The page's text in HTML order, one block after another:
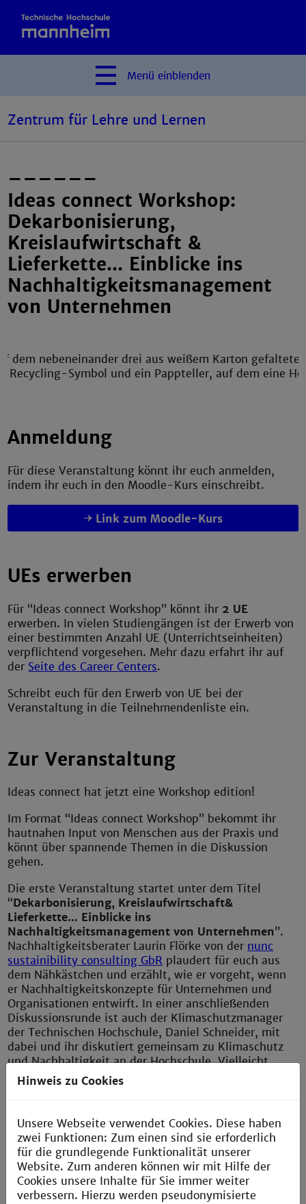
Menü einblenden
Zentrum für Lehre und Lernen
––––––
Ideas connect Workshop:
Dekarbonisierung,
Kreislaufwirtschaft &
Lieferkette... Einblicke ins
Nachhaltigkeitsmanagement
von Unternehmen
Anmeldung
Für diese Veranstaltung könnt ihr euch anmelden,
indem ihr euch in den Moodle-Kurs einschreibt.
Link zum Moodle-Kurs
UEs erwerben
Für “Ideas connect Workshop” könnt ihr 2 UE
erwerben. In vielen Studiengängen ist der Erwerb von
einer bestimmten Anzahl UE (Unterrichtseinheiten)
verpflichtend vorgesehen. Mehr dazu erfahrt ihr auf
der Seite des Career Centers.
Schreibt euch für den Erwerb von UE bei der
Veranstaltung in die Teilnehmendenliste ein.
Zur Veranstaltung
Ideas connect hat jetzt eine Workshop edition!
Im Format “Ideas connect Workshop” bekommt ihr
hautnahen Input von Menschen aus der Praxis und
könnt über spannende Themen in die Diskussion
gehen.
Die erste Veranstaltung startet unter dem Titel
“Dekarbonisierung, Kreislaufwirtschaft&
Lieferkette… Einblicke ins
Nachhaltigkeitsmanagement von Unternehmen”.
Nachhaltigkeitsberater Laurin Flörke von der nunc
sustainibility consulting GbR plaudert für euch aus
dem Nähkästchen und erzählt, wie er vorgeht, wenn
er Nachhaltigkeitskonzepte für Unternehmen und
Organisationen entwirft. In einer anschließenden
Diskussionsrunde ist auch der Klimaschutzmanager
der Technischen Hochschule, Daniel Schneider, mit
dabei und ihr diskutiert gemeinsam zu Klimaschutz
und Nachhaltigkeit an der Hochschule. Vielleicht
entsteht daraus sogar eine Idee für euer nächstes
Eckdaten
Hinweis zu Cookies
Unsere Webseite verwendet Cookies. Diese haben
zwei Funktionen: Zum einen sind sie erforderlich
für die grundlegende Funktionalität unserer
Website. Zum anderen können wir mit Hilfe der
Cookies unsere Inhalte für Sie immer weiter
verbessern. Hierzu werden pseudonymisierte